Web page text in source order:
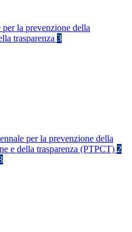
la prevenzione della
trasparenza 3
per la prevenzione della
e della trasparenza (PTPCT) 2